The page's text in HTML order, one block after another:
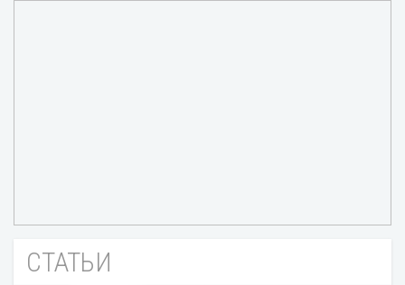
СТАТЬИ